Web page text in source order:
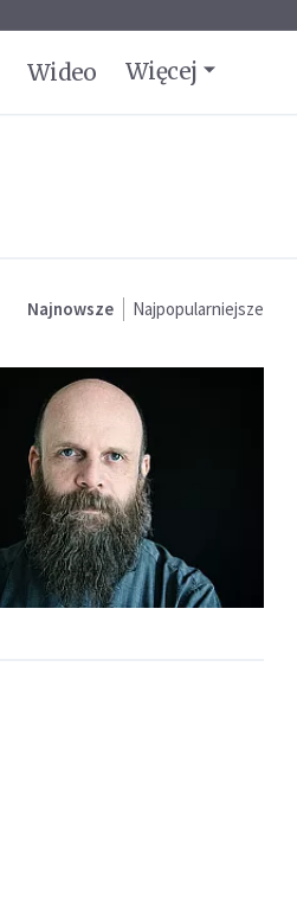
Wideo Więcej
Najnowsze Najpopularniejsze